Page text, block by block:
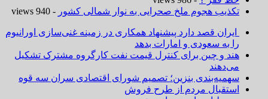
تکذیب هجوم ملخ صحرایی به نوار شمالی کشور - 940 views
ایران قصد دارد پیشنهاد همکاری در زمینه غنی‌سازی اورانیوم
را به سعودی و امارات بدهد
هند و چین برای کنترل قیمت نفت کارگروه مشترک تشکیل
می‌دهند
سهمیه‌بندی بنزین؛ تصمیم شورای اقتصادی سران سه قوه
استقبال مردم از طرح فروش